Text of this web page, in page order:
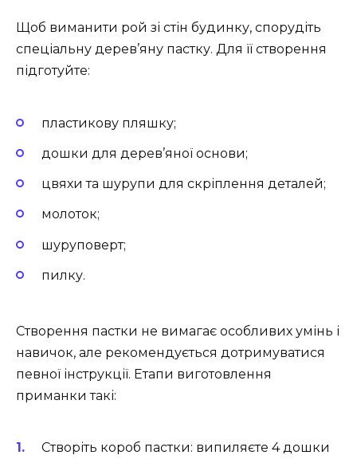
Щоб виманити рой зі стін будинку, спорудіть
спеціальну дерев’яну пастку. Для її створення
підготуйте:
пластикову пляшку;
дошки для дерев’яної основи;
цвяхи та шурупи для скріплення деталей;
молоток;
шуруповерт;
пилку.
Створення пастки не вимагає особливих умінь і
навичок, але рекомендується дотримуватися
певної інструкції. Етапи виготовлення
приманки такі:
Створіть короб пастки: випиляєте 4 дошки